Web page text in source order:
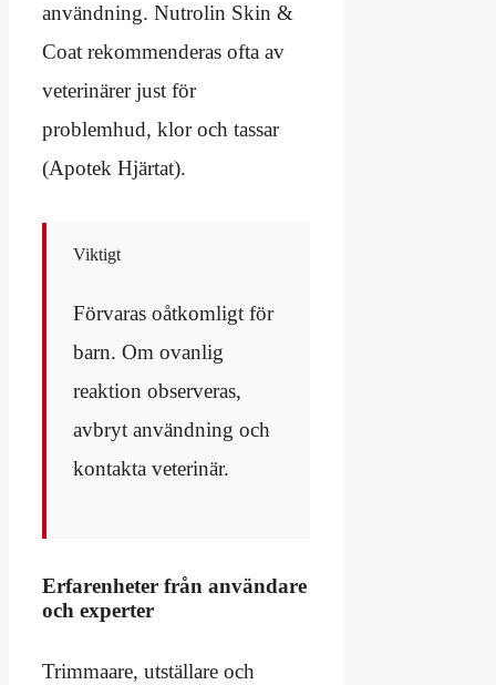
användning. Nutrolin Skin &
Coat rekommenderas ofta av
veterinärer just för
problemhud, klor och tassar
(Apotek Hjärtat).
Viktigt
Förvaras oåtkomligt för
barn. Om ovanlig
reaktion observeras,
avbryt användning och
kontakta veterinär.
Erfarenheter från användare
och experter
Trimmaare, utställare och